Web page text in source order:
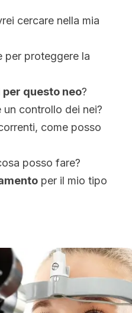
cercare nella mia
per proteggere la
questo neo?
controllo dei nei?
come posso
posso fare?
per il mio tipo